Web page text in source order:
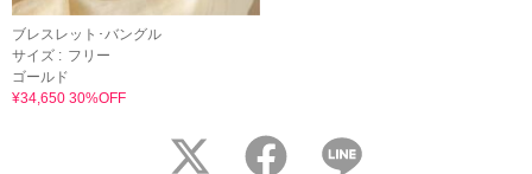
ブレスレット･バングル
サイズ : フリー
ゴールド
¥34,650 30%OFF
twitter facebook